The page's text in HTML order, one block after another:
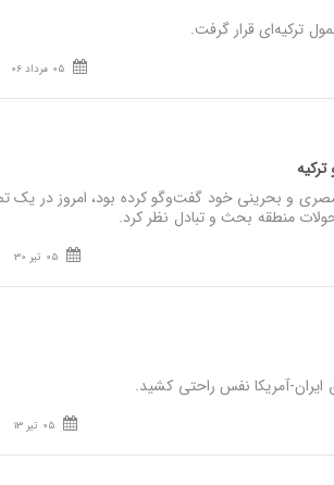
ترکیه‌ای قرار گرفت.
05 مرداد 06
و بحرینی خود گفت‌وگو کرده بود، امروز در یک
منطقه بحث و تبادل نظر کرد.
05 تیر 30
ایران-آمریکا نفس راحتی کشید.
05 تیر 13